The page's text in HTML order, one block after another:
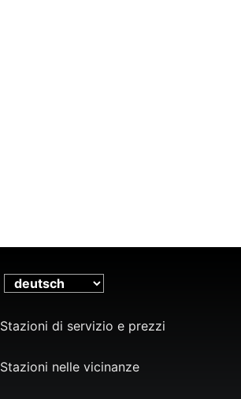
Stazioni di servizio e prezzi
Stazioni nelle vicinanze